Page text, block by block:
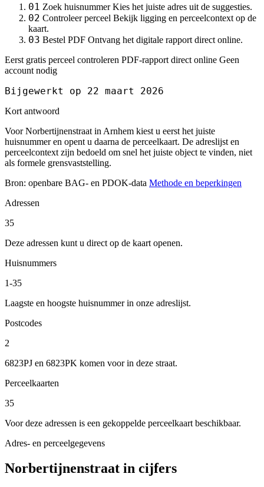
01 Zoek huisnummer Kies het juiste adres uit de suggesties.
02 Controleer perceel Bekijk ligging en perceelcontext op de
kaart.
03 Bestel PDF Ontvang het digitale rapport direct online.
Eerst gratis perceel controleren PDF-rapport direct online Geen
account nodig
Bijgewerkt op 22 maart 2026
Kort antwoord
Voor Norbertijnenstraat in Arnhem kiest u eerst het juiste
huisnummer en opent u daarna de perceelkaart. De adreslijst en
perceelcontext zijn bedoeld om snel het juiste object te vinden, niet
als formele grensvaststelling.
Bron: openbare BAG- en PDOK-data Methode en beperkingen
Adressen
35
Deze adressen kunt u direct op de kaart openen.
Huisnummers
1-35
Laagste en hoogste huisnummer in onze adreslijst.
Postcodes
2
6823PJ en 6823PK komen voor in deze straat.
Perceelkaarten
35
Voor deze adressen is een gekoppelde perceelkaart beschikbaar.
Adres- en perceelgegevens
Norbertijnenstraat in cijfers